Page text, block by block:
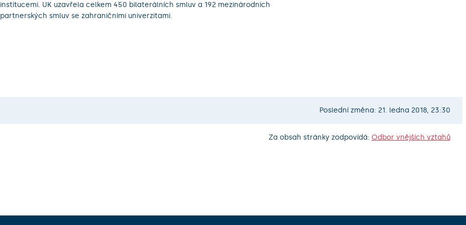
institucemi. UK uzavřela celkem 450 bilaterálních smluv a 192 mezinárodních
partnerských smluv se zahraničními univerzitami.
Poslední změna: 21. ledna 2018, 23:30
Za obsah stránky zodpovídá: Odbor vnějších vztahů